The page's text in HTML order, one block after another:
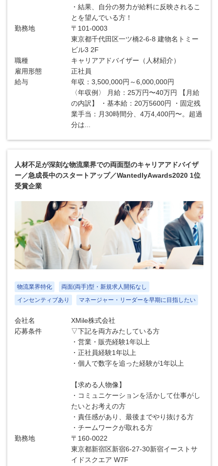
・結果、自分の努力が給料に反映されるこ
とを望んでいる方！
勤務地
〒101-0003
東京都千代田区一ツ橋2-6-8 建物名トミー
ビル3 2F
職種
キャリアアドバイザー（人材紹介）
雇用形態
正社員
給与
年収：3,500,000円～6,000,000円
〈年収例〉 月給：25万円〜40万円 【月給
の内訳】 ・基本給：20万5600円 ・固定残
業手当：月30時間分、4万4,400円〜。超過
分は...
人材不足が深刻な物流業界での両面型のキャリアアドバイザ
ー／急成長中のスタートアップ／WantedlyAwards2020 1位
受賞企業
物流業界特化
両面(両手)型・新規求人開拓なし
インセンティブあり
マネージャー・リーダーを早期に目指したい
会社名
XMile株式会社
応募条件
▽下記を両方みたしている方
・営業・販売経験1年以上
・正社員経験1年以上
・個人で数字を追った経験が1年以上
【求める人物像】
・コミュニケーションを活かして仕事がし
たいとお考えの方
・責任感があり、最後までやり抜ける方
・チームワークが取れる方
勤務地
〒160-0022
東京都新宿区新宿6-27-30新宿イーストサ
イドスクエア W7F